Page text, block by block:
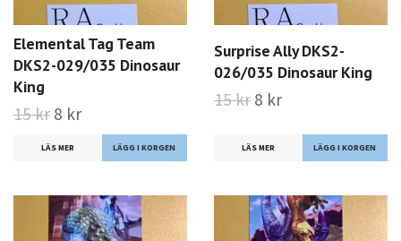
Elemental Tag Team
DKS2-029/035 Dinosaur
King
15 kr 8 kr
LÄS MER
Surprise Ally DKS2-
026/035 Dinosaur King
15 kr 8 kr
LÄS MER